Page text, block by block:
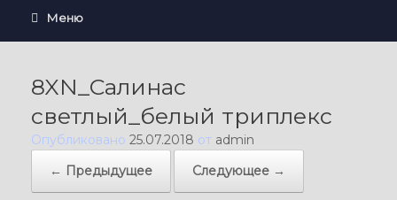
Меню
8XN_Салинас
светлый_белый триплекс
Опубликовано 25.07.2018 от admin
← Предыдущее
Следующее →